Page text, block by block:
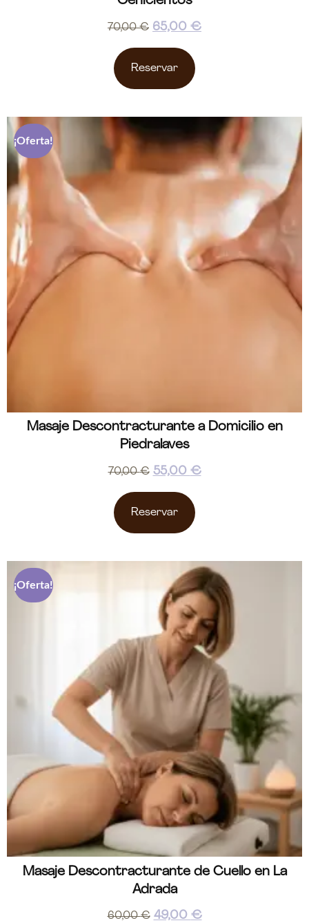
70,00€ 65,00 €
Reservar
¡Oferta!
Masaje Descontracturante a Domicilio en
Piedralaves
70,00€ 55,00 €
Reservar
¡Oferta!
Masaje Descontracturante de Cuello en La
Adrada
60,00€ 49,00 €